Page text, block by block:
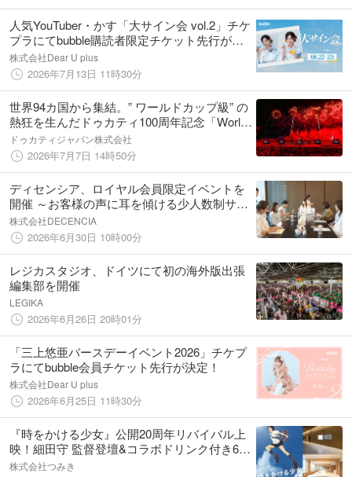
人気YouTuber・かす「大サイン会 vol.2」チケ
プラにてbubble購読者限定チケット先行が決
定！
株式会社Dear U plus
2026年7月13日 11時30分
世界94カ国から集結。” ワールドカップ級” の
熱狂を生んだドゥカティ100周年記念「World
Ducati Week 2026」が史上最大規模で開催
ドゥカティジャパン株式会社
2026年7月7日 14時50分
ディセンシア、ロイヤル会員限定イベントを
開催 ～お客様の声に耳を傾ける少人数制サロ
ンイベントを実施～
株式会社DECENCIA
2026年6月30日 10時00分
レジカスタジオ、ドイツにて初の海外版出張
編集部を開催
LEGIKA
2026年6月26日 20時01分
「三上悠亜バースデーイベント2026」チケプ
ラにてbubble会員チケット先行が決定！
株式会社Dear U plus
2026年6月25日 11時30分
『時をかける少女』公開20周年リバイバル上
映！細田守 監督登壇&コラボドリンク付き6月
26日（金）ファンイベント詳細決定！
株式会社つみき